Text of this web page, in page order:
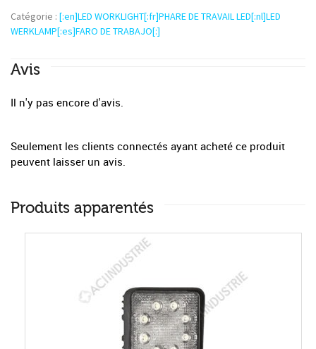
Catégorie : [:en]LED WORKLIGHT[:fr]PHARE DE TRAVAIL LED[:nl]LED
WERKLAMP[:es]FARO DE TRABAJO[:]
Avis
Il n'y pas encore d'avis.
Seulement les clients connectés ayant acheté ce produit
peuvent laisser un avis.
Produits apparentés